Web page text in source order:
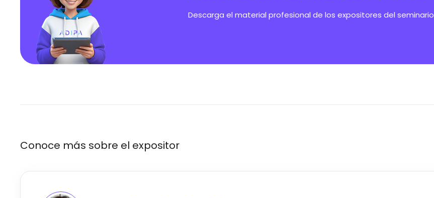
Descarga el material profesional de los expositores del seminario
Conoce más sobre el expositor